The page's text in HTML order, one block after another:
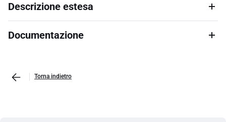
Descrizione estesa
Documentazione
Torna indietro